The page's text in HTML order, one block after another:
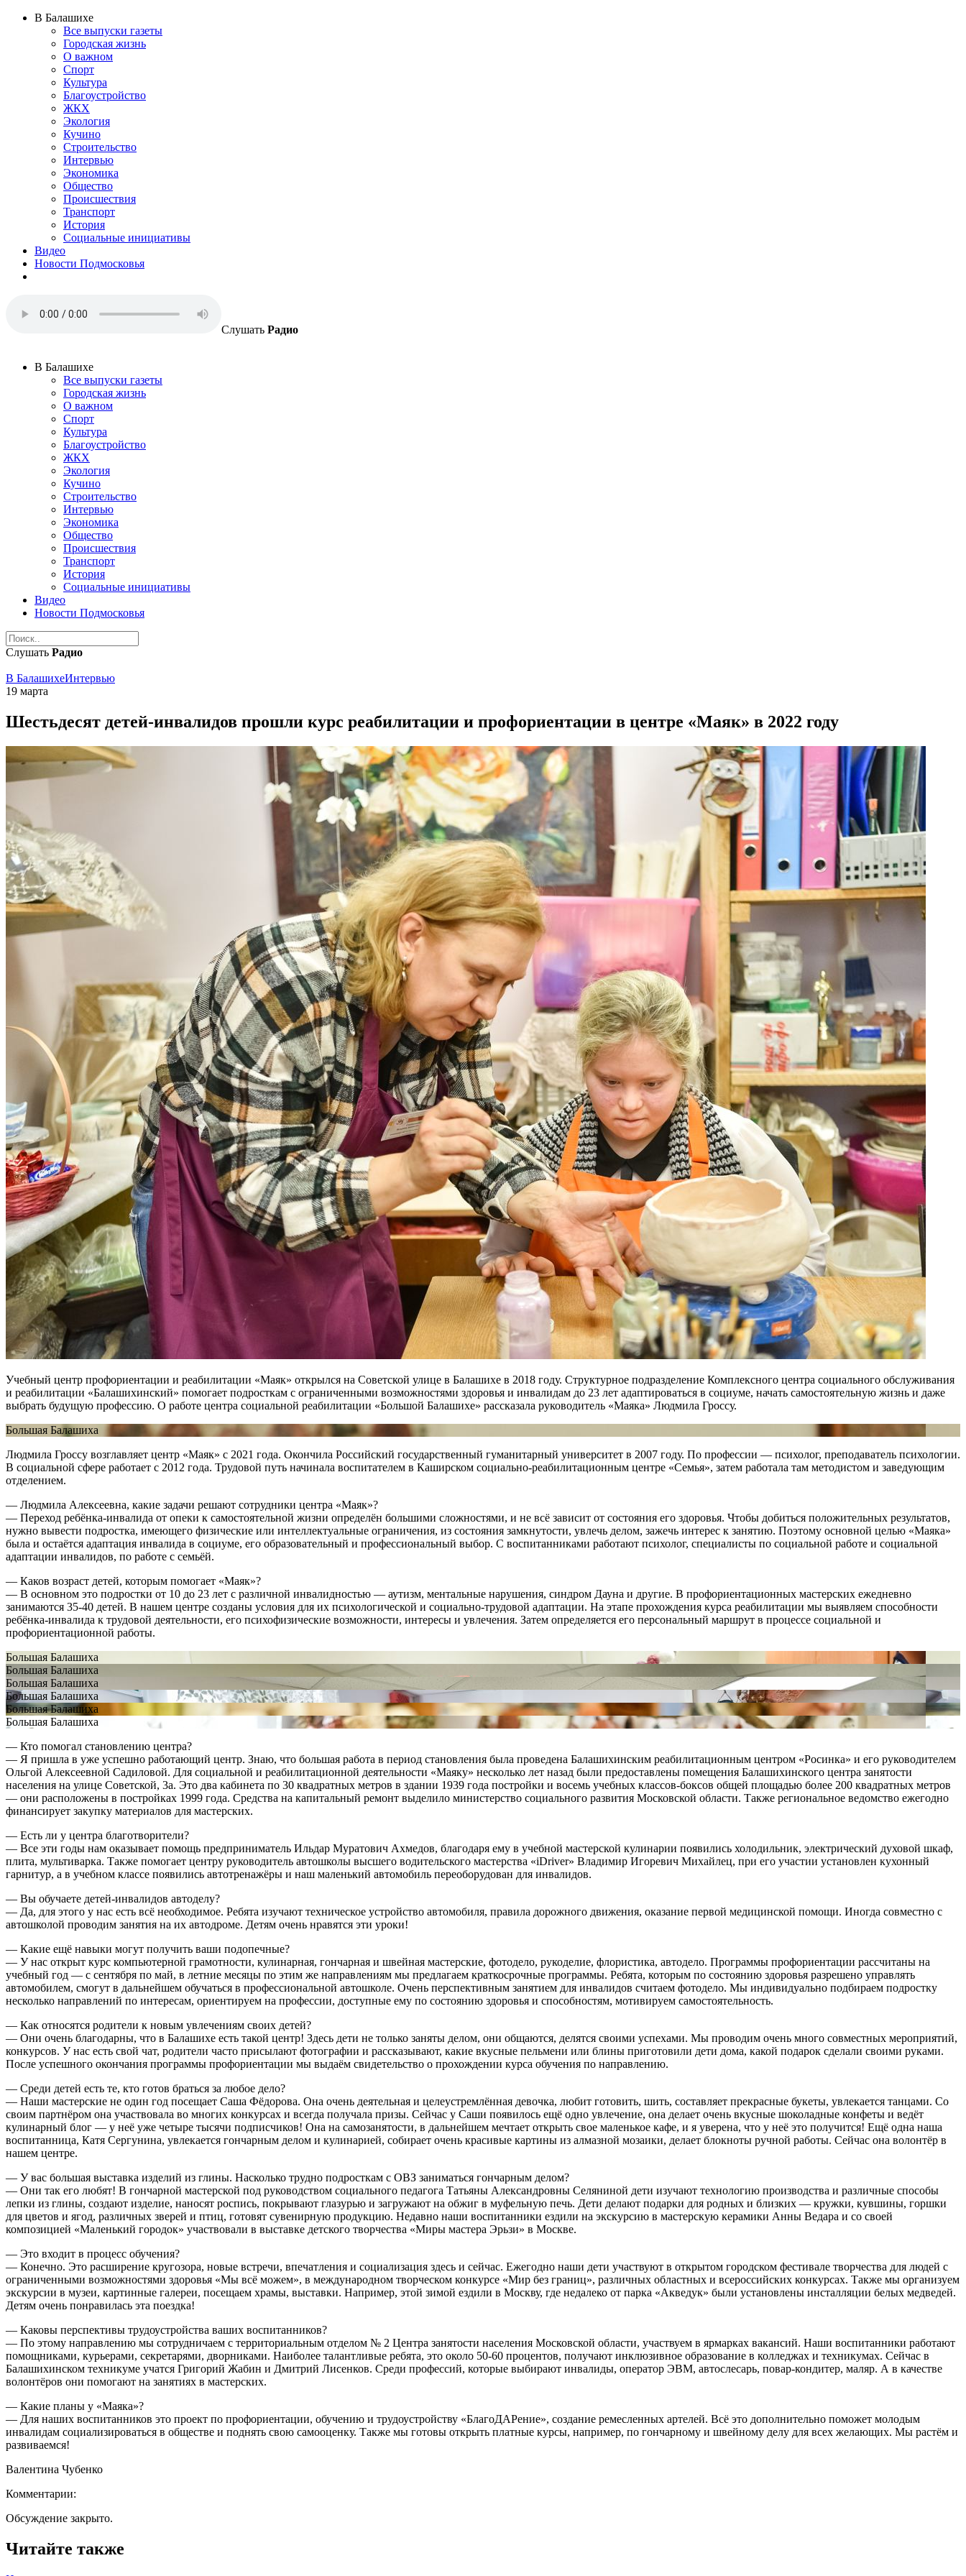
В Балашихе
Все выпуски газеты
Городская жизнь
О важном
Спорт
Культура
Благоустройство
ЖКХ
Экология
Кучино
Строительство
Интервью
Экономика
Общество
Происшествия
Транспорт
История
Социальные инициативы
Видео
Новости Подмосковья
Слушать Радио
В Балашихе
Все выпуски газеты
Городская жизнь
О важном
Спорт
Культура
Благоустройство
ЖКХ
Экология
Кучино
Строительство
Интервью
Экономика
Общество
Происшествия
Транспорт
История
Социальные инициативы
Видео
Новости Подмосковья
Слушать Радио
В БалашихеИнтервью
19 марта
Шестьдесят детей-инвалидов прошли курс реабилитации и профориентации в центре «Маяк» в 2022 году
Учебный центр профориентации и реабилитации «Маяк» открылся на Советской улице в Балашихе в 2018 году. Структурное подразделение Комплексного центра социального обслуживания
и реабилитации «Балашихинский» помогает подросткам с ограниченными возможностями здоровья и инвалидам до 23 лет адаптироваться в социуме, начать самостоятельную жизнь и даже
выбрать будущую профессию. О работе центра социальной реабилитации «Большой Балашихе» рассказала руководитель «Маяка» Людмила Гроссу.
Большая Балашиха
Людмила Гроссу возглавляет центр «Маяк» с 2021 года. Окончила Российский государственный гуманитарный университет в 2007 году. По профессии — психолог, преподаватель психологии.
В социальной сфере работает с 2012 года. Трудовой путь начинала воспитателем в Каширском социально-реабилитационным центре «Семья», затем работала там методистом и заведующим
отделением.
— Людмила Алексеевна, какие задачи решают сотрудники центра «Маяк»?
— Переход ребёнка-инвалида от опеки к самостоятельной жизни определён большими сложностями, и не всё зависит от состояния его здоровья. Чтобы добиться положительных результатов,
нужно вывести подростка, имеющего физические или интеллектуальные ограничения, из состояния замкнутости, увлечь делом, зажечь интерес к занятию. Поэтому основной целью «Маяка»
была и остаётся адаптация инвалида в социуме, его образовательный и профессиональный выбор. С воспитанниками работают психолог, специалисты по социальной работе и социальной
адаптации инвалидов, по работе с семьёй.
— Каков возраст детей, которым помогает «Маяк»?
— В основном это подростки от 10 до 23 лет с различной инвалидностью — аутизм, ментальные нарушения, синдром Дауна и другие. В профориентационных мастерских ежедневно
занимаются 35-40 детей. В нашем центре созданы условия для их психологической и социально-трудовой адаптации. На этапе прохождения курса реабилитации мы выявляем способности
ребёнка-инвалида к трудовой деятельности, его психофизические возможности, интересы и увлечения. Затем определяется его персональный маршрут в процессе социальной и
профориентационной работы.
Большая Балашиха
Большая Балашиха
Большая Балашиха
Большая Балашиха
Большая Балашиха
Большая Балашиха
— Кто помогал становлению центра?
— Я пришла в уже успешно работающий центр. Знаю, что большая работа в период становления была проведена Балашихинским реабилитационным центром «Росинка» и его руководителем
Ольгой Алексеевной Садиловой. Для социальной и реабилитационной деятельности «Маяку» несколько лет назад были предоставлены помещения Балашихинского центра занятости
населения на улице Советской, 3а. Это два кабинета по 30 квадратных метров в здании 1939 года постройки и восемь учебных классов-боксов общей площадью более 200 квадратных метров
— они расположены в постройках 1999 года. Средства на капитальный ремонт выделило министерство социального развития Московской области. Также региональное ведомство ежегодно
финансирует закупку материалов для мастерских.
— Есть ли у центра благотворители?
— Все эти годы нам оказывает помощь предприниматель Ильдар Муратович Ахмедов, благодаря ему в учебной мастерской кулинарии появились холодильник, электрический духовой шкаф,
плита, мультиварка. Также помогает центру руководитель автошколы высшего водительского мастерства «iDriver» Владимир Игоревич Михайлец, при его участии установлен кухонный
гарнитур, а в учебном классе появились автотренажёры и наш маленький автомобиль переоборудован для инвалидов.
— Вы обучаете детей-инвалидов автоделу?
— Да, для этого у нас есть всё необходимое. Ребята изучают техническое устройство автомобиля, правила дорожного движения, оказание первой медицинской помощи. Иногда совместно с
автошколой проводим занятия на их автодроме. Детям очень нравятся эти уроки!
— Какие ещё навыки могут получить ваши подопечные?
— У нас открыт курс компьютерной грамотности, кулинарная, гончарная и швейная мастерские, фотодело, рукоделие, флористика, автодело. Программы профориентации рассчитаны на
учебный год — с сентября по май, в летние месяцы по этим же направлениям мы предлагаем краткосрочные программы. Ребята, которым по состоянию здоровья разрешено управлять
автомобилем, смогут в дальнейшем обучаться в профессиональной автошколе. Очень перспективным занятием для инвалидов считаем фотодело. Мы индивидуально подбираем подростку
несколько направлений по интересам, ориентируем на профессии, доступные ему по состоянию здоровья и способностям, мотивируем самостоятельность.
— Как относятся родители к новым увлечениям своих детей?
— Они очень благодарны, что в Балашихе есть такой центр! Здесь дети не только заняты делом, они общаются, делятся своими успехами. Мы проводим очень много совместных мероприятий,
конкурсов. У нас есть свой чат, родители часто присылают фотографии и рассказывают, какие вкусные пельмени или блины приготовили дети дома, какой подарок сделали своими руками.
После успешного окончания программы профориентации мы выдаём свидетельство о прохождении курса обучения по направлению.
— Среди детей есть те, кто готов браться за любое дело?
— Наши мастерские не один год посещает Саша Фёдорова. Она очень деятельная и целеустремлённая девочка, любит готовить, шить, составляет прекрасные букеты, увлекается танцами. Со
своим партнёром она участвовала во многих конкурсах и всегда получала призы. Сейчас у Саши появилось ещё одно увлечение, она делает очень вкусные шоколадные конфеты и ведёт
кулинарный блог — у неё уже четыре тысячи подписчиков! Она на самозанятости, в дальнейшем мечтает открыть свое маленькое кафе, и я уверена, что у неё это получится! Ещё одна наша
воспитанница, Катя Сергунина, увлекается гончарным делом и кулинарией, собирает очень красивые картины из алмазной мозаики, делает блокноты ручной работы. Сейчас она волонтёр в
нашем центре.
— У вас большая выставка изделий из глины. Насколько трудно подросткам с ОВЗ заниматься гончарным делом?
— Они так его любят! В гончарной мастерской под руководством социального педагога Татьяны Александровны Селяниной дети изучают технологию производства и различные способы
лепки из глины, создают изделие, наносят роспись, покрывают глазурью и загружают на обжиг в муфельную печь. Дети делают подарки для родных и близких — кружки, кувшины, горшки
для цветов и ягод, различных зверей и птиц, готовят сувенирную продукцию. Недавно наши воспитанники ездили на экскурсию в мастерскую керамики Анны Ведара и со своей
композицией «Маленький городок» участвовали в выставке детского творчества «Миры мастера Эрьзи» в Москве.
— Это входит в процесс обучения?
— Конечно. Это расширение кругозора, новые встречи, впечатления и социализация здесь и сейчас. Ежегодно наши дети участвуют в открытом городском фестивале творчества для людей с
ограниченными возможностями здоровья «Мы всё можем», в международном творческом конкурсе «Мир без границ», различных областных и всероссийских конкурсах. Также мы организуем
экскурсии в музеи, картинные галереи, посещаем храмы, выставки. Например, этой зимой ездили в Москву, где недалеко от парка «Акведук» были установлены инсталляции белых медведей.
Детям очень понравилась эта поездка!
— Каковы перспективы трудоустройства ваших воспитанников?
— По этому направлению мы сотрудничаем с территориальным отделом № 2 Центра занятости населения Московской области, участвуем в ярмарках вакансий. Наши воспитанники работают
помощниками, курьерами, секретарями, дворниками. Наиболее талантливые ребята, это около 50-60 процентов, получают инклюзивное образование в колледжах и техникумах. Сейчас в
Балашихинском техникуме учатся Григорий Жабин и Дмитрий Лисенков. Среди профессий, которые выбирают инвалиды, оператор ЭВМ, автослесарь, повар-кондитер, маляр. А в качестве
волонтёров они помогают на занятиях в мастерских.
— Какие планы у «Маяка»?
— Для наших воспитанников это проект по профориентации, обучению и трудоустройству «БлагоДАРение», создание ремесленных артелей. Всё это дополнительно поможет молодым
инвалидам социализироваться в обществе и поднять свою самооценку. Также мы готовы открыть платные курсы, например, по гончарному и швейному делу для всех желающих. Мы растём и
развиваемся!
Валентина Чубенко
Комментарии:
Обсуждение закрыто.
Читайте также